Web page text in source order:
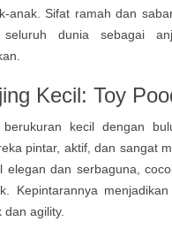
anak. Sifat ramah dan
dunia sebagai
Kecil: Toy
kecil dengan
pintar, aktif, dan sangat
elegan dan serbaguna,
Kepintarannya
dan agility.